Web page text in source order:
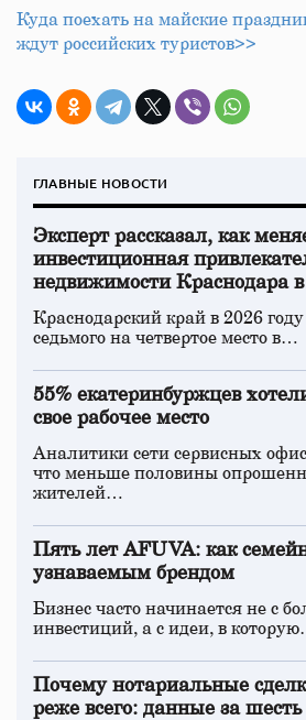
Куда поехать на майские
ждут российских туристов>>
ГЛАВНЫЕ НОВОСТИ
Эксперт рассказал, как
инвестиционная
недвижимости Краснодара в
Краснодарский край в 2026
седьмого на четвертое место в…
55% екатеринбуржцев
свое рабочее место
Аналитики сети сервисных
что меньше половины
жителей…
Пять лет AFUVA: как
узнаваемым брендом
Бизнес часто начинается не с
инвестиций, а с идеи, в
Почему нотариальные
реже всего: данные за шесть